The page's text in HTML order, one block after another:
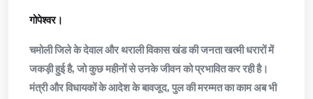
गोपेश्वर।
चमोली जिले के देवाल और थराली विकास खंड की जनता खत्मी धरारों में
जकड़ी हुई है, जो कुछ महीनों से उनके जीवन को प्रभावित कर रही है।
मंत्री और विधायकों के आदेश के बावजूद, पुल की मरम्मत का काम अब भी